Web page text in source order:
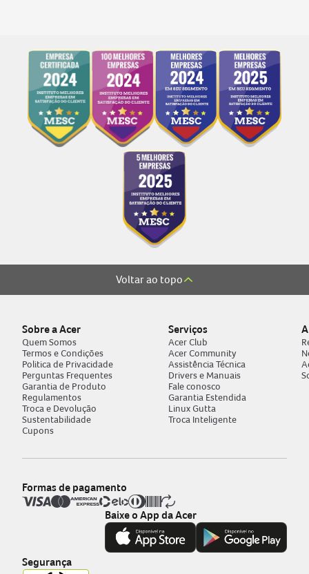
Voltar ao topo
Sobre a Acer
Quem Somos
Termos e Condições
Politica de Privacidade
Perguntas Frequentes
Garantia de Produto
Regulamentos
Troca e Devolução
Sustentabilidade
Cupons
Serviços
Acer Club
Acer Community
Assistência Técnica
Drivers e Manuais
Fale conosco
Garantia Estendida
Linux Gutta
Troca Inteligente
Formas de pagamento
Baixe o App da Acer
Segurança